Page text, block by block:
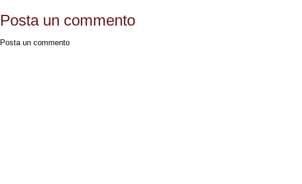
Posta un commento
Posta un commento